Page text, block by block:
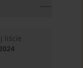
liście